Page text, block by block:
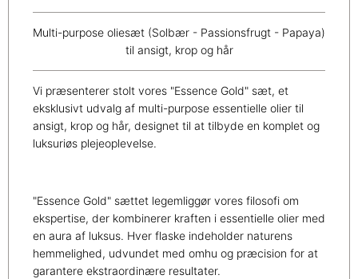
Multi-purpose oliesæt (Solbær - Passionsfrugt - Papaya)
til ansigt, krop og hår
Vi præsenterer stolt vores "Essence Gold" sæt, et
eksklusivt udvalg af multi-purpose essentielle olier til
ansigt, krop og hår, designet til at tilbyde en komplet og
luksuriøs plejeoplevelse.
"Essence Gold" sættet legemliggør vores filosofi om
ekspertise, der kombinerer kraften i essentielle olier med
en aura af luksus. Hver flaske indeholder naturens
hemmelighed, udvundet med omhu og præcision for at
garantere ekstraordinære resultater.